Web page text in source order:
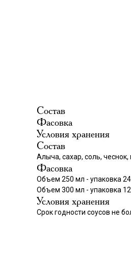
Состав
Фасовка
Условия хранения
Состав
Алыча, сахар, соль,
Фасовка
Объем 250 мл - упаковка
Объем 300 мл - упаковка
Условия хранения
Срок годности соусов не